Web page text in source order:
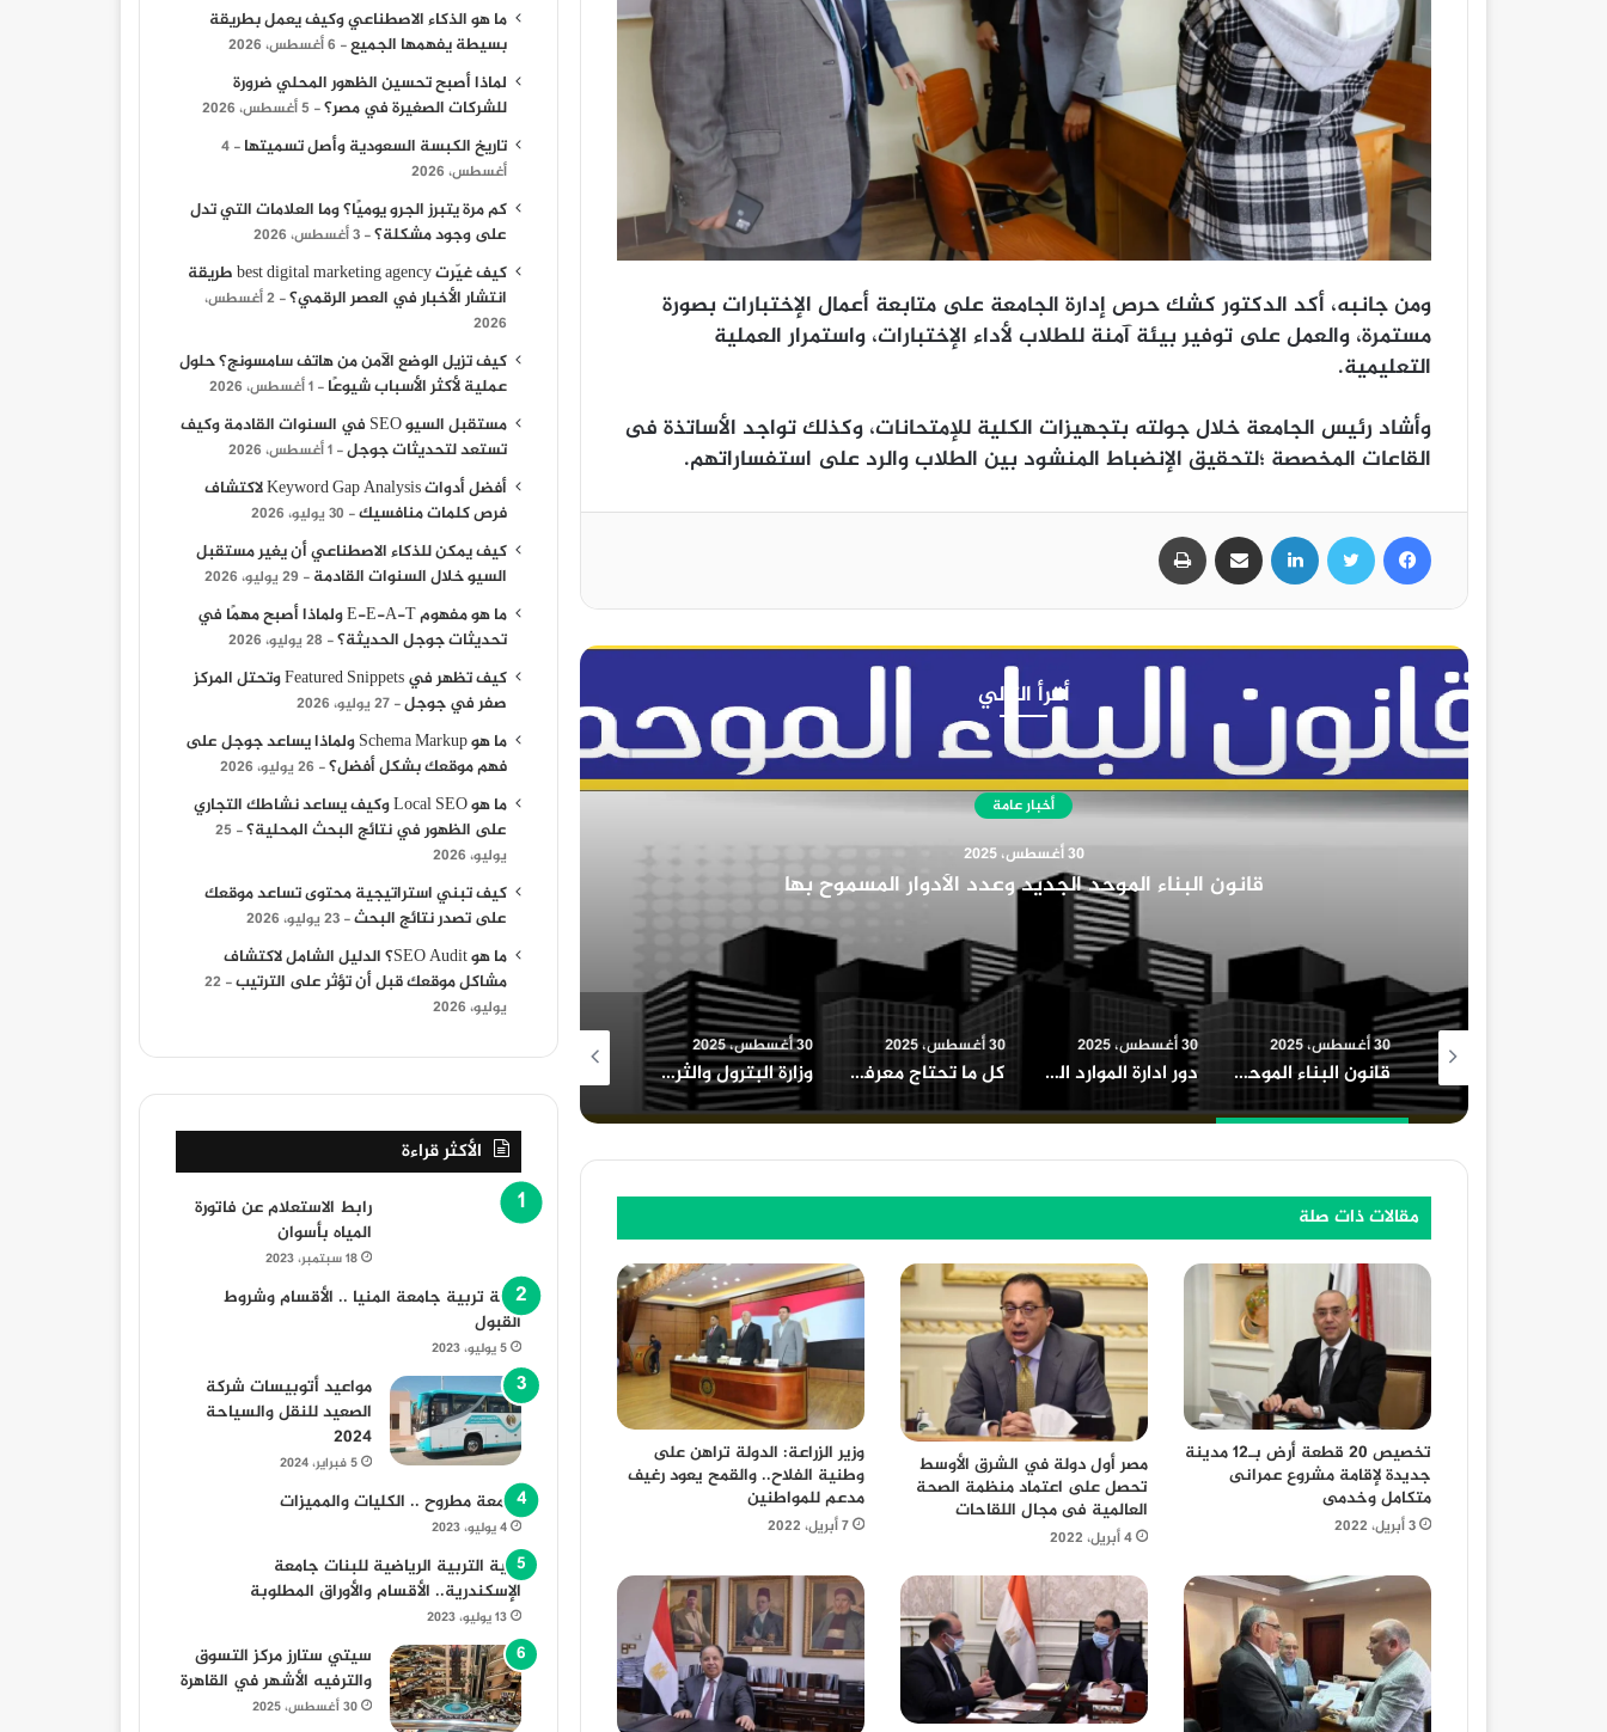
ومن جانبه، أكد الدكتور كشك حرص إدارة الجامعة على متابعة أعمال الإختبارات بصورة
مستمرة، والعمل على توفير بيئة آمنة للطلاب لأداء الإختبارات، واستمرار العملية
التعليمية.
وأشاد رئيس الجامعة خلال جولته بتجهيزات الكلية للإمتحانات، وكذلك تواجد الأساتذة فى
القاعات المخصصة ؛لتحقيق الإنضباط المنشود بين الطلاب والرد على استفساراتهم.
أقرأ التالي
أخبار عامة
30 أغسطس، 2025
دور ادارة الموارد البشرية في المؤسسات التعليمية كل ما تحتاج معرفته عن قانون التصالح
قانون البناء الموحد الجديد وعدد الأدوار المسموح بها
30 أغسطس، 2025
دور ادارة الموارد البشرية في المؤسسات التعليمية
30 أغسطس، 2025 30 أغسطس، 2025
وزارة البترول والثروة المعدنية في مصر دور محوري وفرص استثنائية
30 أغسطس، 2025
أهمية معرض الكتاب في نشر الثقافة وتعزيز القراءة بين الشباب
30 أغسطس، 2025
مقالات ذات صلة
تخصيص 20 قطعة أرض بـ12 مدينة
جديدة لإقامة مشروع عمرانى
متكامل وخدمى
3 أبريل، 2022
مصر أول دولة في الشرق الأوسط
تحصل على اعتماد منظمة الصحة
العالمية فى مجال اللقاحات
4 أبريل، 2022
وزير الزراعة: الدولة تراهن على
وطنية الفلاح.. والقمح يعود رغيف
مدعم للمواطنين
7 أبريل، 2022
ما هو الذكاء الاصطناعي وكيف يعمل بطريقة
بسيطة يفهمها الجميع
6 أغسطس، 2026
لماذا أصبح تحسين الظهور المحلي ضرورة
للشركات الصغيرة في مصر؟
5 أغسطس، 2026
تاريخ الكبسة السعودية وأصل تسميتها
4
أغسطس، 2026
كم مرة يتبرز الجرو يوميًا؟ وما العلامات التي تدل
على وجود مشكلة؟
3 أغسطس، 2026
كيف غيّرت best digital marketing agency طريقة
انتشار الأخبار في العصر الرقمي؟
2 أغسطس،
2026
كيف تزيل الوضع الآمن من هاتف سامسونج؟ حلول
عملية لأكثر الأسباب شيوعًا
1 أغسطس، 2026
مستقبل السيو SEO في السنوات القادمة وكيف
تستعد لتحديثات جوجل
1 أغسطس، 2026
أفضل أدوات Keyword Gap Analysis لاكتشاف
فرص كلمات منافسيك
30 يوليو، 2026
كيف يمكن للذكاء الاصطناعي أن يغير مستقبل
السيو خلال السنوات القادمة
29 يوليو، 2026
ما هو مفهوم E-E-A-T ولماذا أصبح مهمًا في
تحديثات جوجل الحديثة؟
28 يوليو، 2026
كيف تظهر في Featured Snippets وتحتل المركز
صفر في جوجل
27 يوليو، 2026
ما هو Schema Markup ولماذا يساعد جوجل على
فهم موقعك بشكل أفضل؟
26 يوليو، 2026
ما هو Local SEO وكيف يساعد نشاطك التجاري
على الظهور في نتائج البحث المحلية؟
25
يوليو، 2026
كيف تبني استراتيجية محتوى تساعد موقعك
على تصدر نتائج البحث
23 يوليو، 2026
ما هو SEO Audit؟ الدليل الشامل لاكتشاف
مشاكل موقعك قبل أن تؤثر على الترتيب
22
يوليو، 2026
الأكثر قراءة
رابط الاستعلام عن فاتورة
المياه بأسوان
18 سبتمبر، 2023
كلية تربية جامعة المنيا .. الأقسام وشروط
القبول
5 يوليو، 2023
مواعيد أتوبيسات شركة
الصعيد للنقل والسياحة
2024
5 فبراير، 2024
جامعة مطروح .. الكليات والمميزات
4 يوليو، 2023
كلية التربية الرياضية للبنات جامعة
الإسكندرية.. الأقسام والأوراق المطلوبة
13 يوليو، 2023
سيتي ستارز مركز التسوق
والترفيه الأشهر في القاهرة
30 أغسطس، 2025